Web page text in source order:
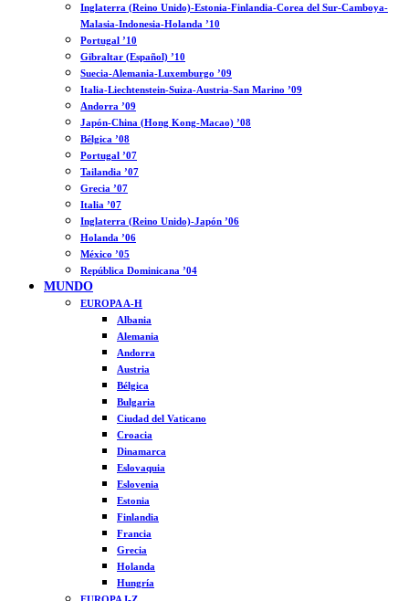
Inglaterra (Reino Unido)-Estonia-Finlandia-Corea del Sur-Camboya-
Malasia-Indonesia-Holanda ’10
Portugal ’10
Gibraltar (Español) ’10
Suecia-Alemania-Luxemburgo ’09
Italia-Liechtenstein-Suiza-Austria-San Marino ’09
Andorra ’09
Japón-China (Hong Kong-Macao) ’08
Bélgica ’08
Portugal ’07
Tailandia ’07
Grecia ’07
Italia ’07
Inglaterra (Reino Unido)-Japón ’06
Holanda ’06
México ’05
República Dominicana ’04
MUNDO
EUROPA A-H
Albania
Alemania
Andorra
Austria
Bélgica
Bulgaria
Ciudad del Vaticano
Croacia
Dinamarca
Eslovaquia
Eslovenia
Estonia
Finlandia
Francia
Grecia
Holanda
Hungría